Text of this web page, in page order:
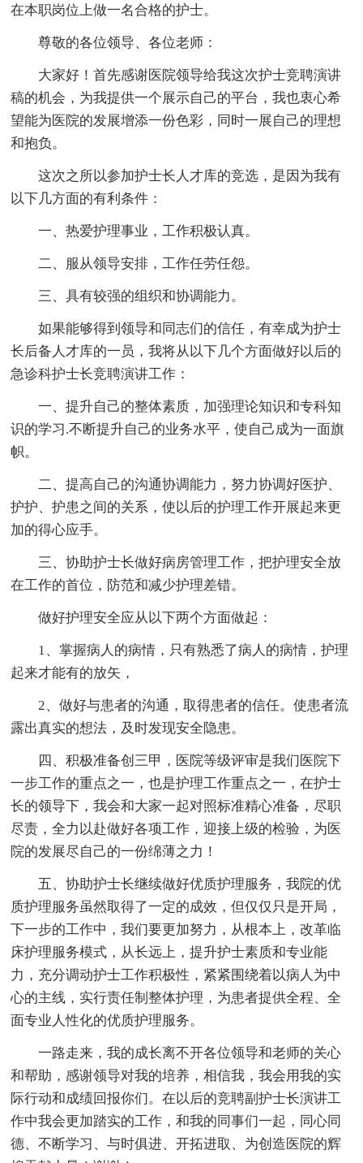
在本职岗位上做一名合格的护士。
尊敬的各位领导、各位老师：
大家好！首先感谢医院领导给我这次护士竞聘演讲
稿的机会，为我提供一个展示自己的平台，我也衷心希
望能为医院的发展增添一份色彩，同时一展自己的理想
和抱负。
这次之所以参加护士长人才库的竞选，是因为我有
以下几方面的有利条件：
一、热爱护理事业，工作积极认真。
二、服从领导安排，工作任劳任怨。
三、具有较强的组织和协调能力。
如果能够得到领导和同志们的信任，有幸成为护士
长后备人才库的一员，我将从以下几个方面做好以后的
急诊科护士长竞聘演讲工作：
一、提升自己的整体素质，加强理论知识和专科知
识的学习.不断提升自己的业务水平，使自己成为一面旗
帜。
二、提高自己的沟通协调能力，努力协调好医护、
护护、护患之间的关系，使以后的护理工作开展起来更
加的得心应手。
三、协助护士长做好病房管理工作，把护理安全放
在工作的首位，防范和减少护理差错。
做好护理安全应从以下两个方面做起：
1、掌握病人的病情，只有熟悉了病人的病情，护理
起来才能有的放矢，
2、做好与患者的沟通，取得患者的信任。使患者流
露出真实的想法，及时发现安全隐患。
四、积极准备创三甲，医院等级评审是我们医院下
一步工作的重点之一，也是护理工作重点之一，在护士
长的领导下，我会和大家一起对照标准精心准备，尽职
尽责，全力以赴做好各项工作，迎接上级的检验，为医
院的发展尽自己的一份绵薄之力！
五、协助护士长继续做好优质护理服务，我院的优
质护理服务虽然取得了一定的成效，但仅仅只是开局，
下一步的工作中，我们要更加努力，从根本上，改革临
床护理服务模式，从长远上，提升护士素质和专业能
力，充分调动护士工作积极性，紧紧围绕着以病人为中
心的主线，实行责任制整体护理，为患者提供全程、全
面专业人性化的优质护理服务。
一路走来，我的成长离不开各位领导和老师的关心
和帮助，感谢领导对我的培养，相信我，我会用我的实
际行动和成绩回报你们。在以后的竞聘副护士长演讲工
作中我会更加踏实的工作，和我的同事们一起，同心同
德、不断学习、与时俱进、开拓进取、为创造医院的辉